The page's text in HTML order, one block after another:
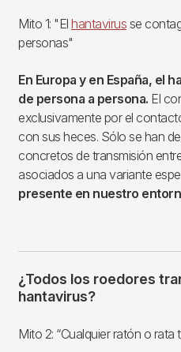
Mito 1: "El hantavirus se
personas"
En Europa y en España, el
de persona a persona. El
exclusivamente por el
con sus heces. Sólo se han
concretos de transmisión
asociados a una variante
presente en nuestro
¿Todos los roedores
hantavirus?
Mito 2: “Cualquier ratón o rata